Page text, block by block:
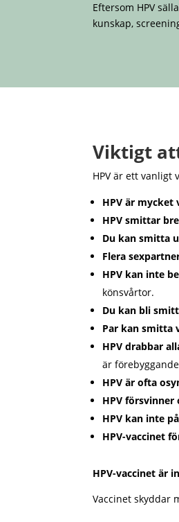
Eftersom HPV
kunskap,
Viktigt
HPV är ett vanligt
HPV är mycket
HPV smittar
Du kan smitta
Flera
HPV kan inte
könsvårtor.
Du kan bli
Par kan smitta
HPV drabbar
är
HPV är ofta
HPV försvinner
HPV kan inte
HPV-vaccinet
HPV-vaccinet är
Vaccinet skyddar